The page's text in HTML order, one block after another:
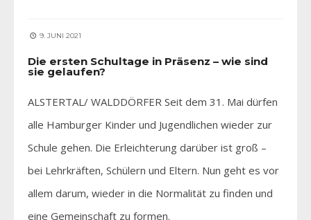
9. JUNI 2021
Die ersten Schultage in Präsenz – wie sind
sie gelaufen?
ALSTERTAL/ WALDDÖRFER Seit dem 31. Mai dürfen
alle Hamburger Kinder und Jugendlichen wieder zur
Schule gehen. Die Erleichterung darüber ist groß –
bei Lehrkräften, Schülern und Eltern. Nun geht es vor
allem darum, wieder in die Normalität zu finden und
eine Gemeinschaft zu formen.